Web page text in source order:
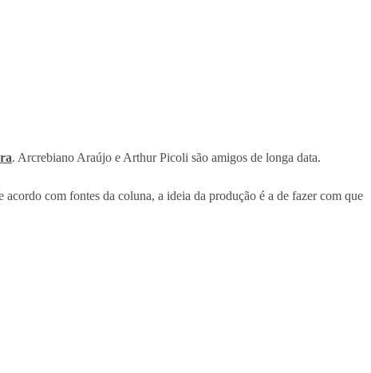
. Arcrebiano Araújo e Arthur Picoli são amigos de longa data.
acordo com fontes da coluna, a ideia da produção é a de fazer com que